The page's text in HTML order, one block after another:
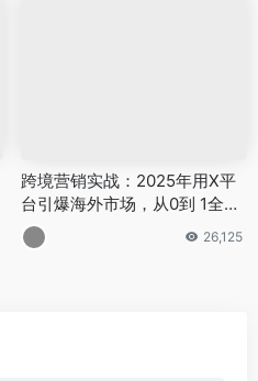
跨境营销实战：2025年用X平
台引爆海外市场，从0到 1全流
程指南
26,125